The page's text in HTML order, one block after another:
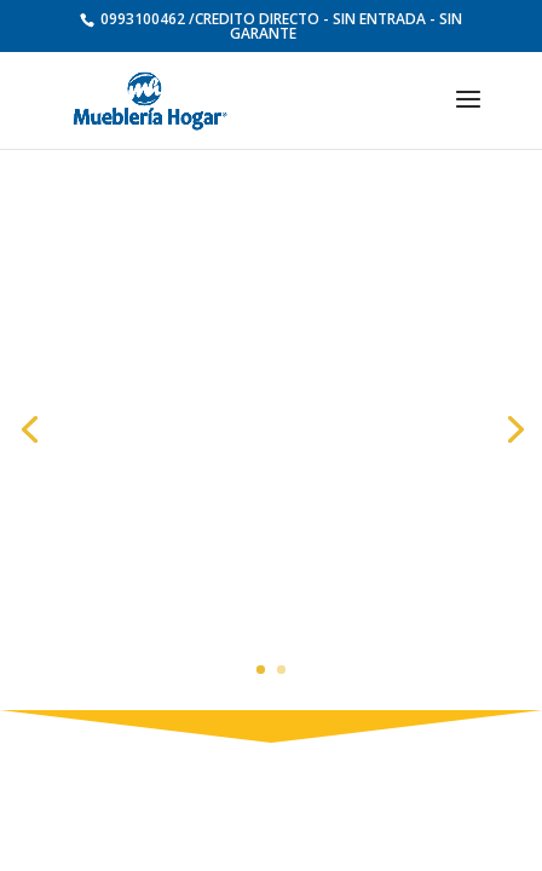
0993100462 /CREDITO DIRECTO - SIN ENTRADA - SIN
GARANTE